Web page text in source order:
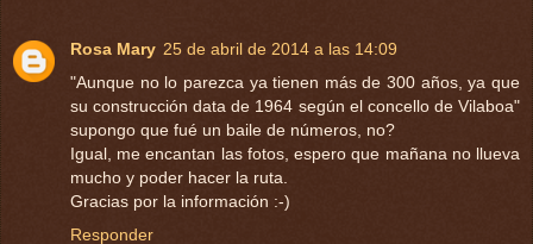
Rosa Mary 25 de abril de 2014 a las 14:09
"Aunque no lo parezca ya tienen más de 300 años, ya que
su construcción data de 1964 según el concello de Vilaboa"
supongo que fué un baile de números, no?
Igual, me encantan las fotos, espero que mañana no llueva
mucho y poder hacer la ruta.
Gracias por la información :-)
Responder